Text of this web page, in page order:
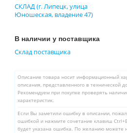
СКЛАД (г. Липецк, улица
Юношеская, владение 47)
В наличии у поставщика
Склад поставщика
Описание товара носит информационный
описания, представленного в технической
Рекомендуем при покупке проверять
характеристик.
Если Вы заметили ошибку в описании,
ошибкой и нажмите сочетание клавиш
будет указана ошибка. По желанию можете